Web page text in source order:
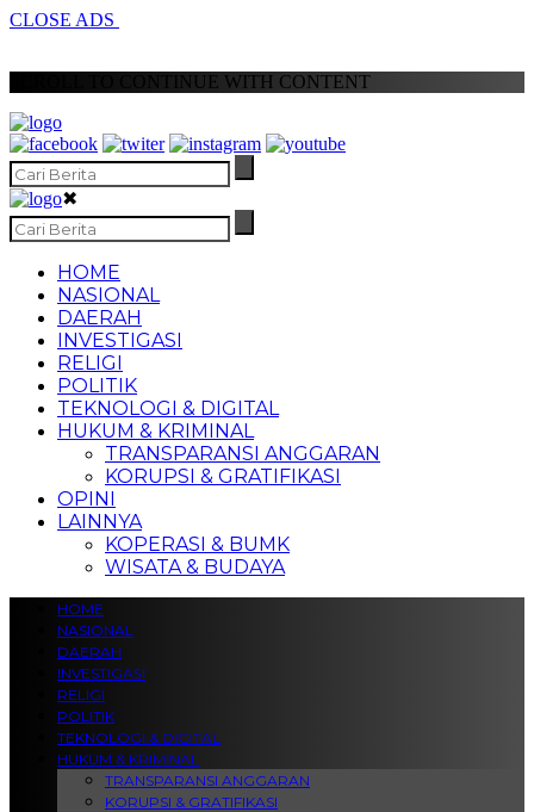
CLOSE ADS
SCROLL TO CONTINUE WITH CONTENT
✖
HOME
NASIONAL
DAERAH
INVESTIGASI
RELIGI
POLITIK
TEKNOLOGI & DIGITAL
HUKUM & KRIMINAL
TRANSPARANSI ANGGARAN
KORUPSI & GRATIFIKASI
OPINI
LAINNYA
KOPERASI & BUMK
WISATA & BUDAYA
HOME
NASIONAL
DAERAH
INVESTIGASI
RELIGI
POLITIK
TEKNOLOGI & DIGITAL
HUKUM & KRIMINAL
TRANSPARANSI ANGGARAN
KORUPSI & GRATIFIKASI